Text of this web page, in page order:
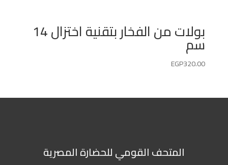
بولات من الفخار بتقنية اختزال 14
سم
EGP320.00
المتحف القومي للحضارة المصرية